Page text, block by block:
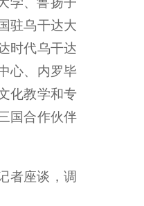
驻乌干达大
时代乌干达
心、内罗毕
化教学和专
国合作伙伴
者座谈，调